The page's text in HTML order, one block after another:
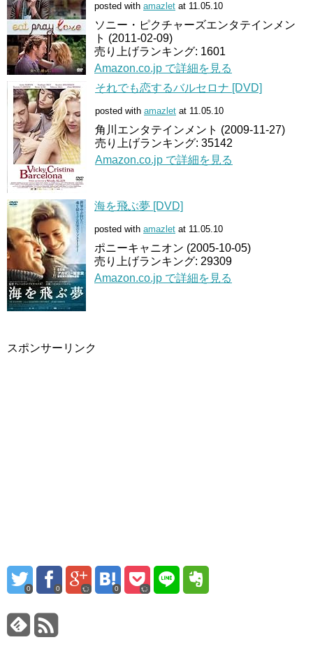
posted with amazlet at 11.05.10
ソニー・ピクチャーズエンタテインメン
ト (2011-02-09)
売り上げランキング: 1601
Amazon.co.jp で詳細を見る
それでも恋するバルセロナ [DVD]
posted with amazlet at 11.05.10
角川エンタテインメント (2009-11-27)
売り上げランキング: 35142
Amazon.co.jp で詳細を見る
海を飛ぶ夢 [DVD]
posted with amazlet at 11.05.10
ポニーキャニオン (2005-10-05)
売り上げランキング: 29309
Amazon.co.jp で詳細を見る
スポンサーリンク
0 0 0